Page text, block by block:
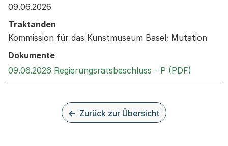
09.06.2026
Traktanden
Kommission für das Kunstmuseum Basel; Mutation
Dokumente
09.06.2026 Regierungsratsbeschluss - P (PDF)
Zurück zur Übersicht